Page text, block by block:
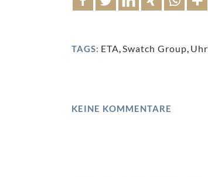
TAGS: ETA,Swatch Group,
KEINE KOMMENTARE